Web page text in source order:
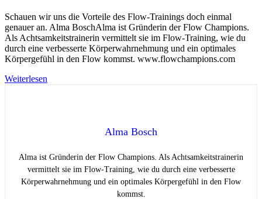
Schauen wir uns die Vorteile des Flow-Trainings doch einmal
genauer an. Alma BoschAlma ist Gründerin der Flow Champions.
Als Achtsamkeitstrainerin vermittelt sie im Flow-Training, wie du
durch eine verbesserte Körperwahrnehmung und ein optimales
Körpergefühl in den Flow kommst. www.flowchampions.com
Weiterlesen
Alma Bosch
Alma ist Gründerin der Flow Champions. Als Achtsamkeitstrainerin
vermittelt sie im Flow-Training, wie du durch eine verbesserte
Körperwahrnehmung und ein optimales Körpergefühl in den Flow
kommst.